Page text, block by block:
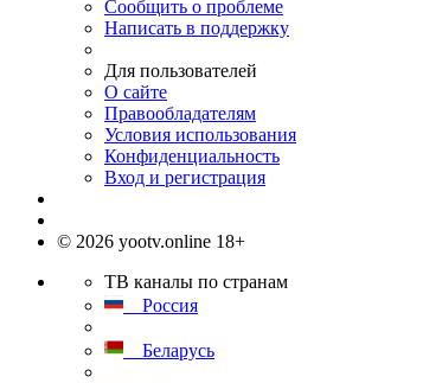
Сообщить о проблеме
Написать в поддержку
Для пользователей
О сайте
Правообладателям
Условия использования
Конфиденциальность
Вход и регистрация
© 2026 yootv.online 18+
ТВ каналы по странам
Россия
Беларусь